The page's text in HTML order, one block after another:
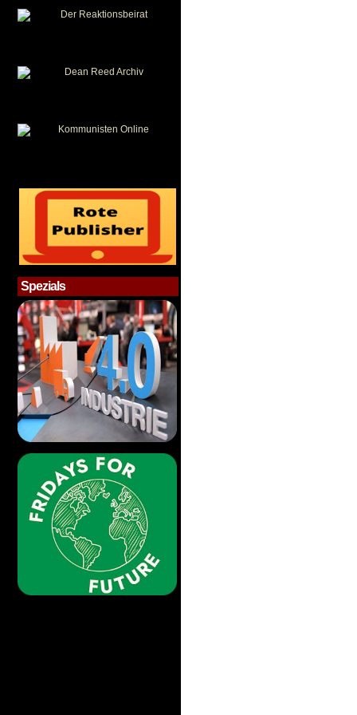
Spezials